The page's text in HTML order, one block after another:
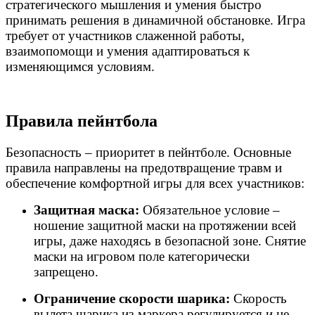
стратегического мышления и умения быстро
принимать решения в динамичной обстановке. Игра
требует от участников слаженной работы,
взаимопомощи и умения адаптироваться к
изменяющимся условиям.
Правила пейнтбола
Безопасность – приоритет в пейнтболе. Основные
правила направлены на предотвращение травм и
обеспечение комфортной игры для всех участников:
Защитная маска: Обязательное условие –
ношение защитной маски на протяжении всей
игры, даже находясь в безопасной зоне. Снятие
маски на игровом поле категорически
запрещено.
Ограничение скорости шарика: Скорость